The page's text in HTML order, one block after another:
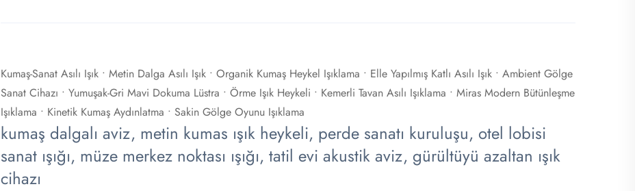
Kumaş-Sanat Asılı Işık • Metin Dalga Asılı Işık • Organik Kumaş Heykel Işıklama • Elle Yapılmış Katlı Asılı Işık • Ambient Gölge
Sanat Cihazı • Yumuşak-Gri Mavi Dokuma Lüstra • Örme Işık Heykeli • Kemerli Tavan Asılı Işıklama • Miras Modern Bütünleşme
Işıklama • Kinetik Kumaş Aydınlatma • Sakin Gölge Oyunu Işıklama
kumaş dalgalı aviz, metin kumas ışık heykeli, perde sanatı kuruluşu, otel lobisi
sanat ışığı, müze merkez noktası ışığı, tatil evi akustik aviz, gürültüyü azaltan ışık
cihazı